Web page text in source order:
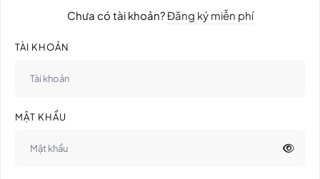
Chưa có tài khoản?Đăng ký miễn phí
TÀI KHOẢN
MẬT KHẨU